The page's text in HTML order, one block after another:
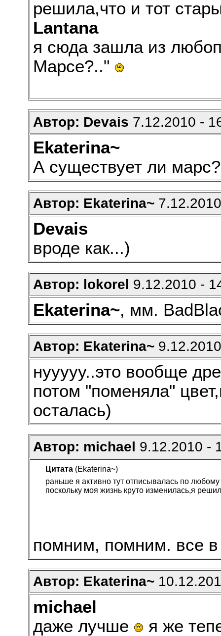
решила,что и тот
Lantana
я сюда зашла из
Марсе?.."
Автор: Devais 7.12.2010 -
Ekaterina~
А существует ли марс?
Автор: Ekaterina~
Devais
вроде как...)
Автор: lokorel 9.12.2010 -
Ekaterina~, мм.
Автор: Ekaterina~
нууууу..это вообще
потом "поменяла"
осталась)
Автор: michael 9.12.2010 -
Цитата (Ekaterina~)
раньше я активно тут отписывалась по
поскольку моя жизнь круто изменилась,я
помним, помним. все
Автор: Ekaterina~
michael
даже лучше
я же